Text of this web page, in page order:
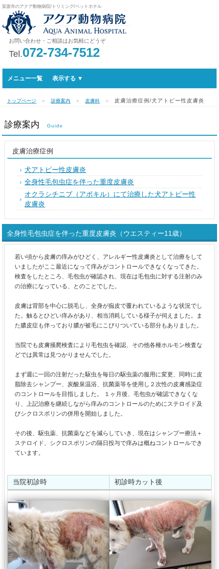
箕面市のアクア動物病院/トリミング/ペットホテル
お問い合わせ・ご相談はお気軽にどうぞ
Tel.072-734-7512
メニュー一覧
トップページ ＞診療案内 ＞ 皮膚科 ＞ 皮膚治療症例/犬アトピー性皮膚炎
診療案内 Guide
皮膚治療症例
犬アトピー性皮膚炎
全身性毛包虫症を伴った重度皮膚炎
オクラシチニブ（アポキル）にて治療した犬アトピー性
皮膚炎
全身性毛包虫症を伴った重度皮膚炎（ウエスティー11歳）
若い頃から皮膚の痒みがひどく、アレルギー性皮膚炎として治療をして
いましたがここ最近になって痒みがコントロールできなくなってきた。
検査をしたところ、毛包虫が確認され、現在は毛包虫に対する注射のみ
の治療になっている、とのことでした。
皮膚は背部を中心に脱毛し、全身が痂皮で覆われているような状況でし
た。触るとひどい痒みがあり、相当消耗している様子が伺えました。ま
た膿皮症も伴っており膿が被毛にこびりついている部分もありました。
当院でも皮膚掻爬検査により毛包虫を確認、その他各種ホルモン検査な
どでは異常は見つかりませんでした。
まず週に一回の注射だった駆虫を毎日の駆虫薬の服用に変更、同時に皮
脂除去シャンプー、炭酸泉温浴、抗菌薬等を使用し２次性の皮膚感染症
のコントロールを目指しました。 １ヶ月後、毛包虫が確認できなくな
り、上記治療を継続しながら痒みのコントロールのためにステロイド及
びシクロスポリンの併用を開始しました。
その後、駆虫薬、抗菌薬などを減らしていき、現在はシャンプー療法＋
ステロイド、シクロスポリンの隔日投与で痒みは概ねコントロールでき
ています。
当院初診時 初診時カット後